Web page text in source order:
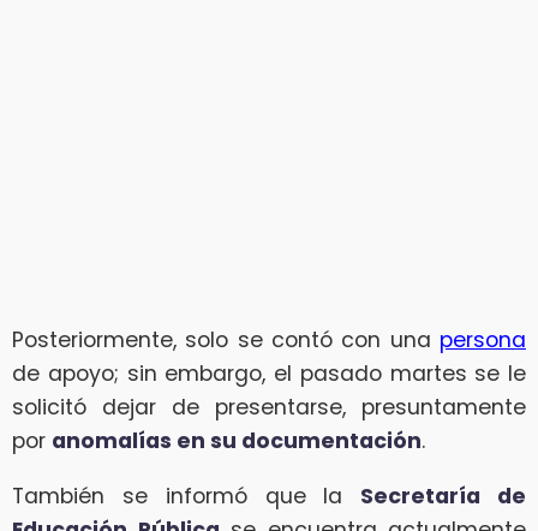
Posteriormente, solo se contó con una persona
de apoyo; sin embargo, el pasado martes se le
solicitó dejar de presentarse, presuntamente
por anomalías en su documentación.
También se informó que la Secretaría de